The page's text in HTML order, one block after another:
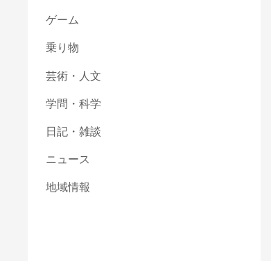
ゲーム
乗り物
芸術・人文
学問・科学
日記・雑談
ニュース
地域情報